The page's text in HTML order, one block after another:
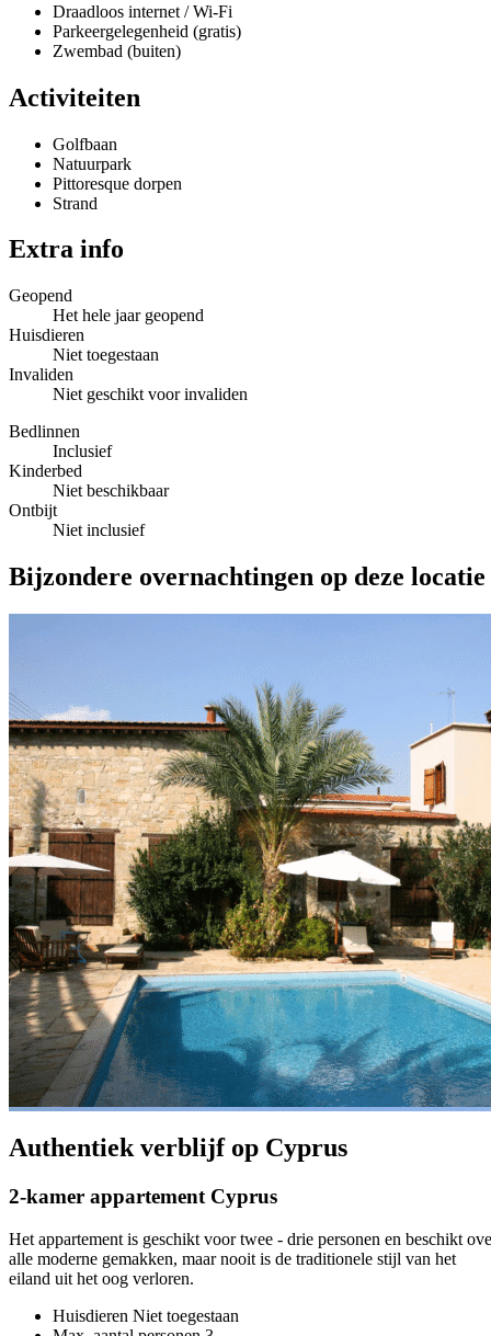
Draadloos internet / Wi-Fi
Parkeergelegenheid (gratis)
Zwembad (buiten)
Activiteiten
Golfbaan
Natuurpark
Pittoresque dorpen
Strand
Extra info
Geopend
Het hele jaar geopend
Huisdieren
Niet toegestaan
Invaliden
Niet geschikt voor invaliden
Bedlinnen
Inclusief
Kinderbed
Niet beschikbaar
Ontbijt
Niet inclusief
Bijzondere overnachtingen op deze locatie
Authentiek verblijf op Cyprus
2-kamer appartement Cyprus
Het appartement is geschikt voor twee - drie personen en beschikt
alle moderne gemakken, maar nooit is de traditionele stijl van het
eiland uit het oog verloren.
Huisdieren Niet toegestaan